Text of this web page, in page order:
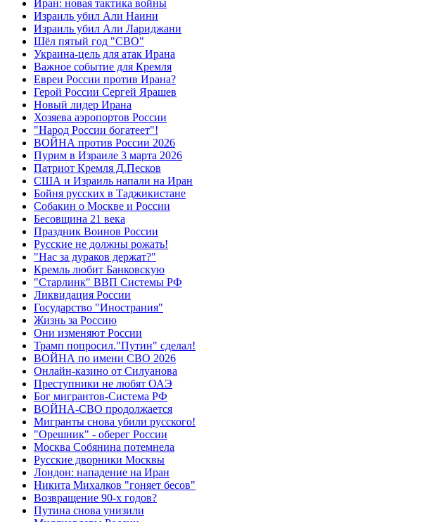
Иран: новая тактика войны
Израиль убил Али Наини
Израиль убил Али Лариджани
Шёл пятый год "СВО"
Украина-цель для атак Ирана
Важное событие для Кремля
Евреи России против Ирана?
Герой России Сергей Ярашев
Новый лидер Ирана
Хозяева аэропортов России
"Народ России богатеет"!
ВОЙНА против России 2026
Пурим в Израиле 3 марта 2026
Патриот Кремля Д.Песков
США и Израиль напали на Иран
Бойня русских в Таджикистане
Собакин о Москве и России
Бесовщина 21 века
Праздник Воинов России
Русские не должны рожать!
"Нас за дураков держат?"
Кремль любит Банковскую
"Старлинк" ВВП Системы РФ
Ликвидация России
Государство "Инострания"
Жизнь за Россию
Они изменяют России
Трамп попросил."Путин" сделал!
ВОЙНА по имени СВО 2026
Онлайн-казино от Силуанова
Преступники не любят ОАЭ
Бог мигрантов-Система РФ
ВОЙНА-СВО продолжается
Мигранты снова убили русского!
"Орешник" - оберег России
Москва Собянина потемнела
Русские дворники Москвы
Лондон: нападение на Иран
Никита Михалков "гоняет бесов"
Возвращение 90-х годов?
Путина снова унизили